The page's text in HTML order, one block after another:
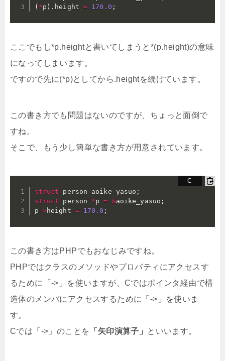
( *p ) . height = 170.0 ;
ここでもし*p.heightと書いてしまうと*(p.height)の意味
になってしまいます。
ですので先に(*p)としてから.heightを続けています。
この書き方でも問題はないのですが、ちょっと面倒で
すね。
そこで、もう少し簡単な書き方が用意されています。
struct person aoike_yasuo ;
struct person *p = &aoike_yasuo ;
p ->height = 170.0 ;
この書き方はPHPでもおなじみですね。
PHPではクラスのメソッドやプロパティにアクセスす
るために「->」を使いますが、Cではポインタ経由で構
造体のメンバにアクセスするために「->」を使いま
す。
Cでは「->」のことを 「矢印演算子」 といいます。